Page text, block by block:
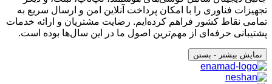
تجهیزات فناوری را با امکان پرداخت آنلاین امن و ارسال سریع به
تمامی نقاط کشور فراهم کرده‌ایم. رضایت مشتریان و ارائه خدمات
پشتیبانی حرفه‌ای از مهم‌ترین اصول ما در این سال‌ها بوده است.
نمایش بیشتر - بستن